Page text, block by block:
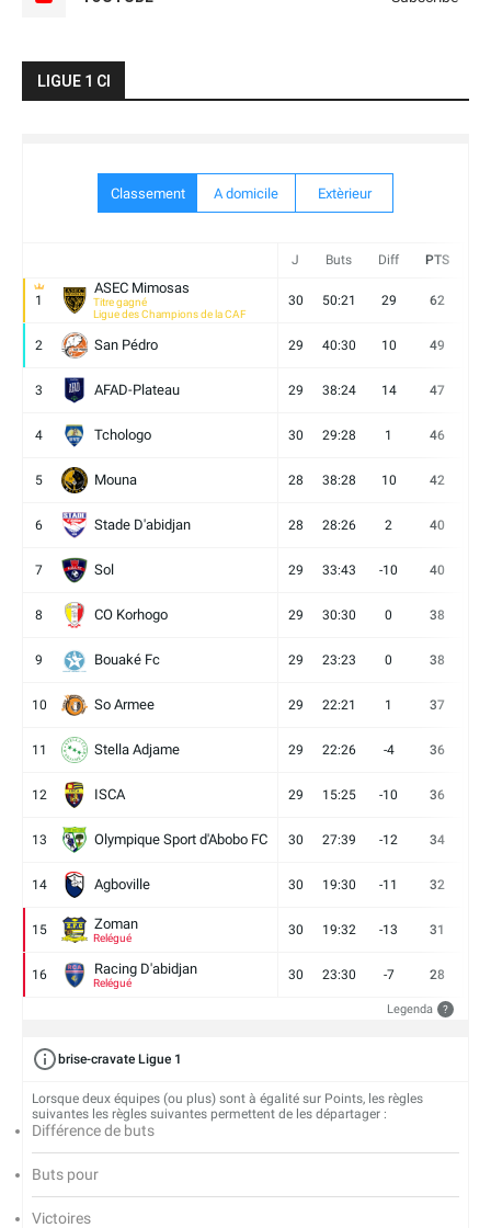
LIGUE 1 CI
Classement A domicile Extèrieur
J Buts Diff PTS
1
ASEC Mimosas
Titre gagné
Ligue des Champions de la CAF
30 50:21 29 62
2 San Pédro 29 40:30 10 49
3 AFAD-Plateau 29 38:24 14 47
4 Tchologo 30 29:28 1 46
5 Mouna 28 38:28 10 42
6 Stade D'abidjan 28 28:26 2 40
7 Sol 29 33:43 -10 40
8 CO Korhogo 29 30:30 0 38
9 Bouaké Fc 29 23:23 0 38
10 So Armee 29 22:21 1 37
11 Stella Adjame 29 22:26 -4 36
12 ISCA 29 15:25 -10 36
13 Olympique Sport d'Abobo FC 30 27:39 -12 34
14 Agboville 30 19:30 -11 32
15 Zoman
Relégué
30 19:32 -13 31
16 Racing D'abidjan
Relégué
30 23:30 -7 28
Legenda ?
brise-cravate Ligue 1
Lorsque deux équipes (ou plus) sont à égalité sur Points, les règles
suivantes les règles suivantes permettent de les départager :
Différence de buts
Buts pour
Victoires